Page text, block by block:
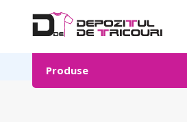
Produse